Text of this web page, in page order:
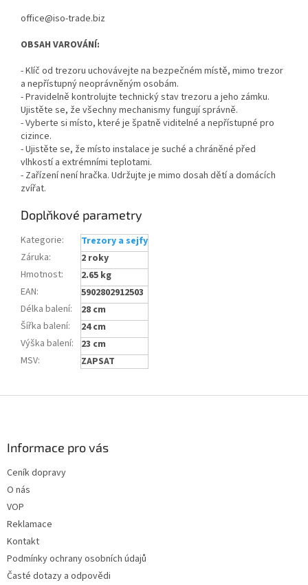
office@iso-trade.biz
OBSAH VAROVÁNÍ:
- Klíč od trezoru uchovávejte na bezpečném místě, mimo trezor
a nepřístupný neoprávněným osobám.
- Pravidelně kontrolujte technický stav trezoru a jeho zámku.
Ujistěte se, že všechny mechanismy fungují správně.
- Vyberte si místo, které je špatně viditelné a nepřístupné pro
cizince.
- Ujistěte se, že místo instalace je suché a chráněné před
vlhkostí a extrémními teplotami.
- Zařízení není hračka. Udržujte je mimo dosah dětí a domácích
zvířat.
Doplňkové parametry
Kategorie:
Trezory a sejfy
Záruka:
2 roky
Hmotnost:
2.65 kg
EAN:
5902802912503
Délka balení:
28 cm
Šířka balení:
24 cm
Výška balení:
23 cm
MSV: ZAPSAT
Informace pro vás
Ceník dopravy
O nás
VOP
Reklamace
Kontakt
Podmínky ochrany osobních údajů
Časté dotazy a odpovědi